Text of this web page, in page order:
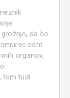
da bo
organov,
tem tudi